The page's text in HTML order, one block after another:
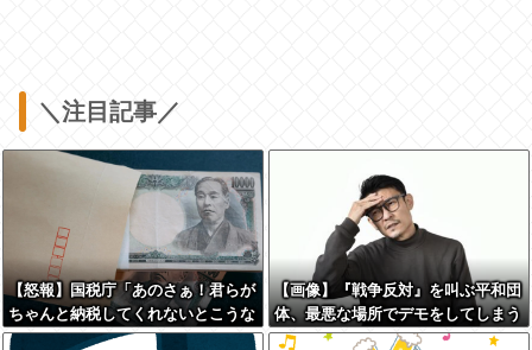
＼注目記事／
【怒報】国税庁「あのさぁ！君らが
ちゃんと納税してくれないとこうな
っちゃうけどどうする？！」←これ
【画像】『戦争反対』を叫ぶ平和団
体、最悪な場所でデモをしてしまう